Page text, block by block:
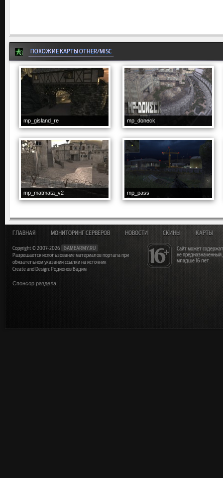
ПОХОЖИЕ КАРТЫ OTHER/MISC
mp_gisland_re mp_doneck
mp_matmata_v2 mp_pass
Сайт может
не
младше 16 лет
ГЛАВНАЯ МОНИТОРИНГ СЕРВЕРОВ НОВОСТИ СКИНЫ КАРТЫ
Copyright © 2007-2026
GAMEARMY.RU
Разрешается использование материалов портала при
обязательном указании ссылки на источник
Create and Design: Родионов Вадим
Спонсор раздела: